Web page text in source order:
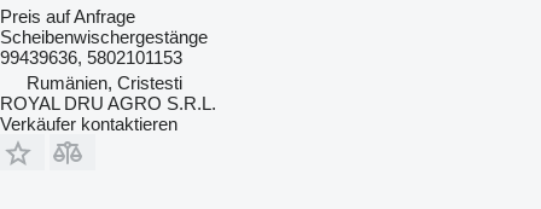
Preis auf Anfrage
Scheibenwischergestänge
99439636, 5802101153
Rumänien, Cristesti
ROYAL DRU AGRO S.R.L.
Verkäufer kontaktieren